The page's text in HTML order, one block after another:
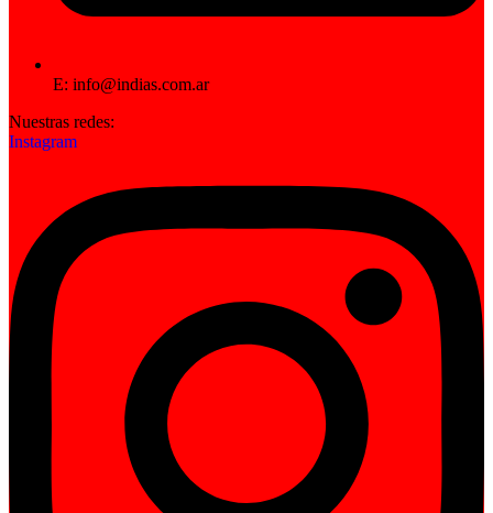
E: info@indias.com.ar
Nuestras redes:
Instagram